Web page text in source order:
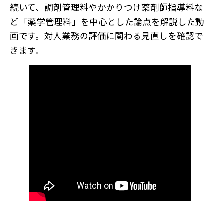
続いて、調剤管理料やかかりつけ薬剤師指導料な
ど「薬学管理料」を中心とした論点を解説した動
画です。対人業務の評価に関わる見直しを確認で
きます。